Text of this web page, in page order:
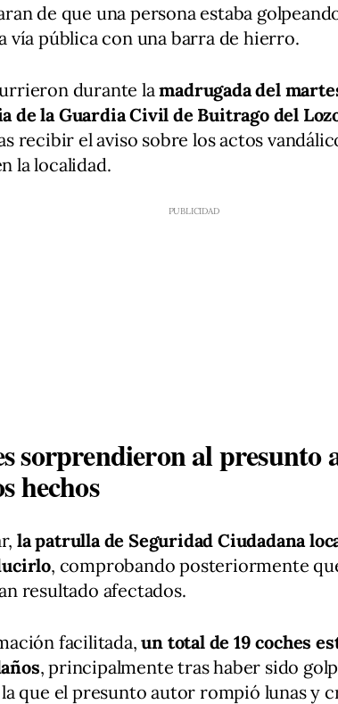
de que una persona estaba
vía pública con una barra de hierro.
durante lamadrugada del
de la Guardia Civil de Buitrago del
recibir el aviso sobre los actos
la localidad.
sorprendieron al presunto
hechos
la patrulla de Seguridad Ciudadana
, comprobando posteriormente
resultado afectados.
facilitada,un total de 19 coches
, principalmente tras haber sido
que el presunto autor rompió lunas y